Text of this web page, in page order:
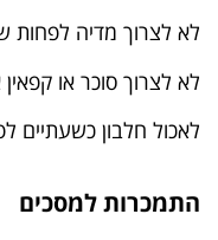
לא לצרוך מדיה לפחות
לא לצרוך סוכר או קפאין אחרי 5 אחר
לאכול חלבון כשעתיים
התמכרות למסכים